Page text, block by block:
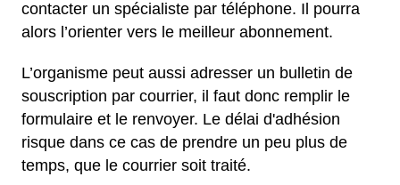
contacter un spécialiste par téléphone. Il pourra
alors l’orienter vers le meilleur abonnement.
L’organisme peut aussi adresser un bulletin de
souscription par courrier, il faut donc remplir le
formulaire et le renvoyer. Le délai d'adhésion
risque dans ce cas de prendre un peu plus de
temps, que le courrier soit traité.